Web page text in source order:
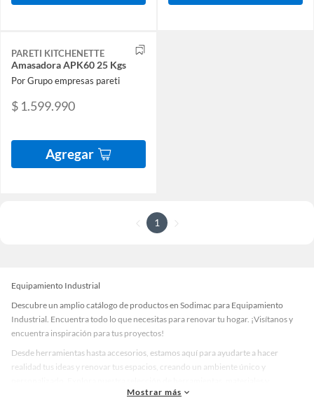
PARETI KITCHENETTE
Amasadora APK60 25 Kgs
Por Grupo empresas pareti
$ 1.599.990
Agregar
1
Equipamiento Industrial
Descubre un amplio catálogo de productos en Sodimac para Equipamiento
Industrial. Encuentra todo lo que necesitas para renovar tu hogar. ¡Visítanos y
encuentra inspiración para tus proyectos!
Desde herramientas hasta accesorios, estamos aquí para ayudarte a hacer
realidad tus ideas y renovar tus espacios, creando un ambiente único y
accesorios de calidad que te ayudarán a crear un espacio más tú.
Mostrar más